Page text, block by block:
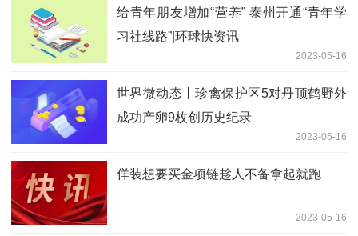
给青年朋友增加“营养” 泰州开通“青年学
习社线路”|环球快资讯
2023-05-16
世界微动态丨珍禽保护区5对丹顶鹤野外
成功产卵9枚创历史纪录
2023-05-16
佯装想要买金项链趁人不备拿起就跑
2023-05-16